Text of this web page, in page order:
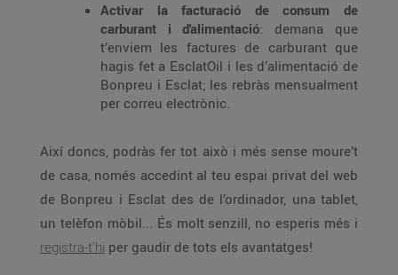
Activar la facturació de consum de
carburant i d'alimentació: demana que
t’enviem les factures de carburant que
hagis fet a EsclatOil i les d’alimentació de
Bonpreu i Esclat; les rebràs mensualment
per correu electrònic.
Així doncs, podràs fer tot això i més sense moure’t
de casa, només accedint al teu espai privat del web
de Bonpreu i Esclat des de l’ordinador, una tablet,
un telèfon mòbil... És molt senzill, no esperis més i
registra-t’hi per gaudir de tots els avantatges!